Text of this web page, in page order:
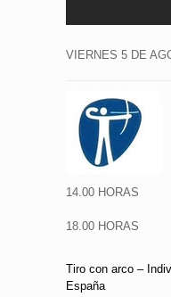
VIERNES 5 DE
14.00 HORAS
18.00 HORAS
Tiro con arco –
España